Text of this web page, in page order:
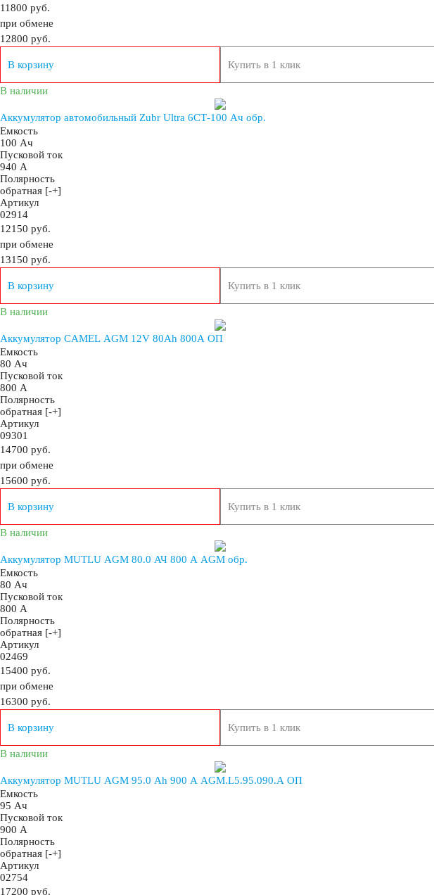
11800 руб.
при обмене
12800 руб.
В корзину Купить в 1 клик
В наличии
Аккумулятор автомобильный Zubr Ultra 6СТ-100 Ач обр.
Емкость
100 Ач
Пусковой ток
940 А
Полярность
обратная [-+]
Артикул
02914
12150 руб.
при обмене
13150 руб.
В корзину Купить в 1 клик
В наличии
Аккумулятор CAMEL AGM 12V 80Ah 800А ОП
Емкость
80 Ач
Пусковой ток
800 А
Полярность
обратная [-+]
Артикул
09301
14700 руб.
при обмене
15600 руб.
В корзину Купить в 1 клик
В наличии
Аккумулятор MUTLU AGM 80.0 АЧ 800 A AGM обр.
Емкость
80 Ач
Пусковой ток
800 А
Полярность
обратная [-+]
Артикул
02469
15400 руб.
при обмене
16300 руб.
В корзину Купить в 1 клик
В наличии
Аккумулятор MUTLU AGM 95.0 Ah 900 A AGM.L5.95.090.A ОП
Емкость
95 Ач
Пусковой ток
900 А
Полярность
обратная [-+]
Артикул
02754
17200 руб.